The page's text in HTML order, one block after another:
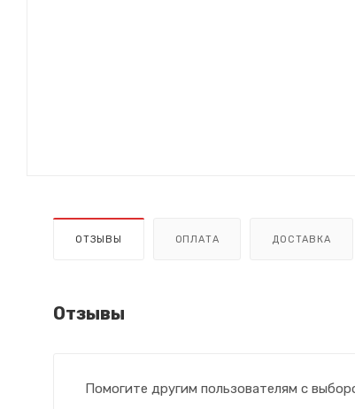
ОТЗЫВЫ ОПЛАТА ДОСТАВКА
Отзывы
Помогите другим пользователям с